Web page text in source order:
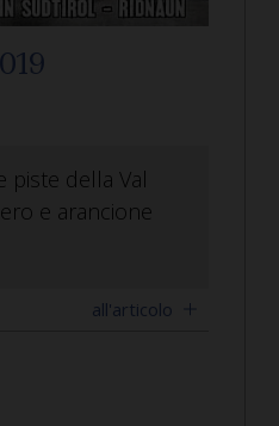
piste della Val
e arancione
all'articolo